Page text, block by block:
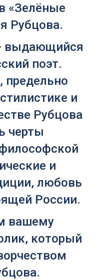
«Зелёные
Рубцова.
выдающийся
поэт.
предельно
и
Рубцова
черты
и
любовь
России.
вашему
который